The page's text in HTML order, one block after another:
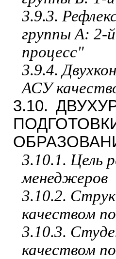
3.9.3.
группы А: 2-
процесс"
3.9.4.
АСУ
3.10.
3.10.1. Цель
менеджеров
3.10.2.
качеством
3.10.3.
качеством